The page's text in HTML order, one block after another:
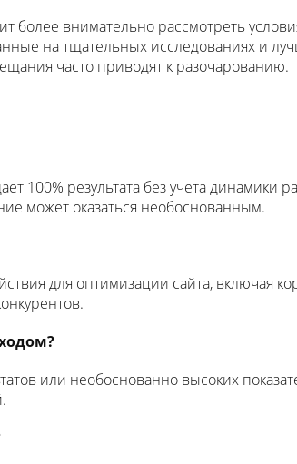
более внимательно рассмотреть
на тщательных исследованиях и
часто приводят к разочарованию.
100% результата без учета динамики
может оказаться необоснованным.
для оптимизации сайта, включая
или необоснованно высоких